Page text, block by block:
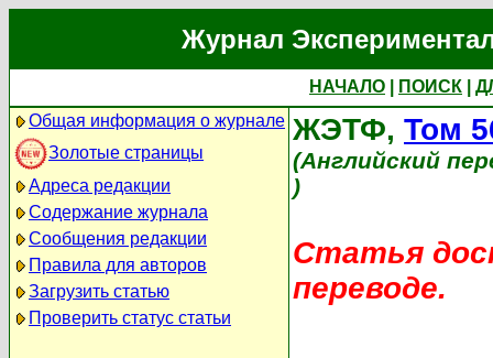
Журнал
НАЧАЛО ПОИСК
Общая информация о журнале
Золотые страницы
Адреса редакции
Содержание журнала
Сообщения редакции
Правила для авторов
Загрузить статью
Проверить статус статьи
ЖЭТФ, Том
(Английский
)
Статья
переводе.